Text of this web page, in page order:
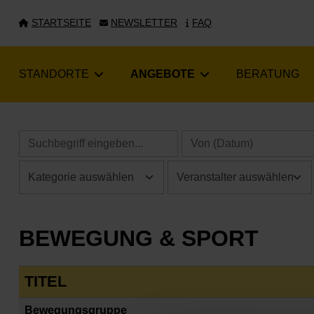
STARTSEITE NEWSLETTER FAQ
STANDORTE ANGEBOTE BERATUNG
BEWEGUNG & SPORT
TITEL
Bewegungsgruppe